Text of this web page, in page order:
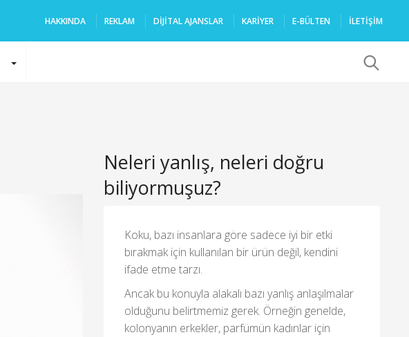
HAKKINDA REKLAM DIJITAL AJANSLAR KARIYER E-BÜLTEN İLETİŞİM
Neleri yanlış, neleri doğru
biliyormuşuz?
Koku, bazı insanlara göre sadece iyi bir etki
bırakmak için kullanılan bir ürün değil, kendini
ifade etme tarzı.
Ancak bu konuyla alakalı bazı yanlış anlaşılmalar
olduğunu belirtmemiz gerek. Örneğin genelde,
kolonyanın erkekler, parfümün kadınlar için